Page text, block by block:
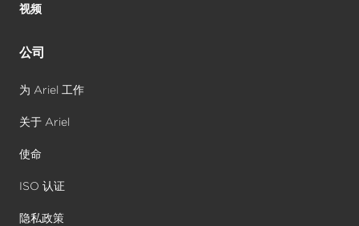
视频
公司
为 Ariel 工作
关于 Ariel
使命
ISO 认证
隐私政策